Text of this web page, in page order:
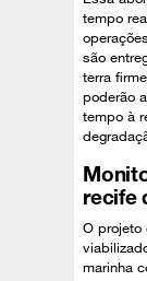
tempo
são
terra
poderão
tempo à
recife
O projeto
marinha